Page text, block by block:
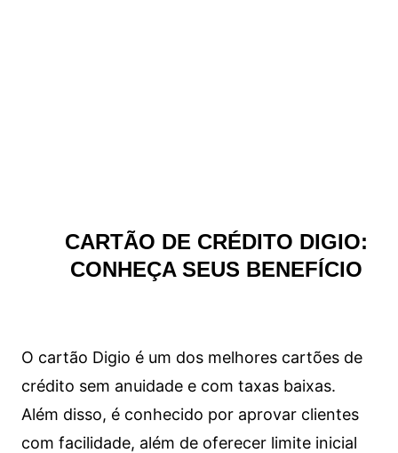
CARTÃO DE CRÉDITO DIGIO:
CONHEÇA SEUS BENEFÍCIO
O cartão Digio é um dos melhores cartões de
crédito sem anuidade e com taxas baixas.
Além disso, é conhecido por aprovar clientes
com facilidade, além de oferecer limite inicial